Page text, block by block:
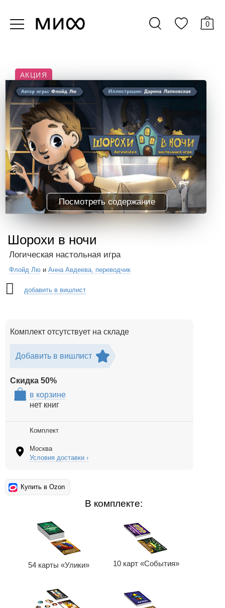
0
АКЦИЯ
Посмотреть содержание
Шорохи в ночи
Логическая настольная игра
Флойд Лю и Анна Авдеева, переводчик
добавить в вишлист
Комплект отсутствует на складе
Добавить в вишлист
Скидка 50%
в корзине
нет книг
Комплект
Москва
Условия доставки ›
Купить в Ozon
В комплекте:
54 карты «Улики» 10 карт «События»